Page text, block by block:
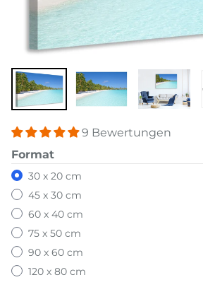
9 Bewertungen
Format
30 x 20 cm
45 x 30 cm
60 x 40 cm
75 x 50 cm
90 x 60 cm
120 x 80 cm